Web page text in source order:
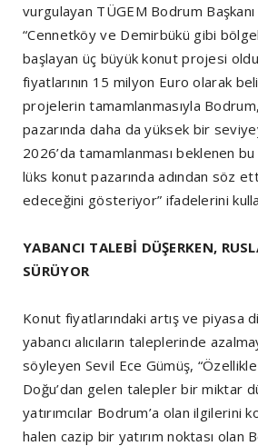
vurgulayan TÜGEM Bodrum
“Cennetköy ve Demirbükü gibi
başlayan üç büyük konut projesi
fiyatlarının 15 milyon Euro olarak
projelerin tamamlanmasıyla
pazarında daha da yüksek bir
2026’da tamamlanması beklenen
lüks konut pazarında adından söz
edeceğini gösteriyor” ifadelerini
YABANCI TALEBİ DÜŞERKEN,
SÜRÜYOR
Konut fiyatlarındaki artış ve piyasa
yabancı alıcıların taleplerinde
söyleyen Sevil Ece Gümüş,
Doğu’dan gelen talepler bir miktar
yatırımcılar Bodrum’a olan ilgilerini
halen cazip bir yatırım noktası olan